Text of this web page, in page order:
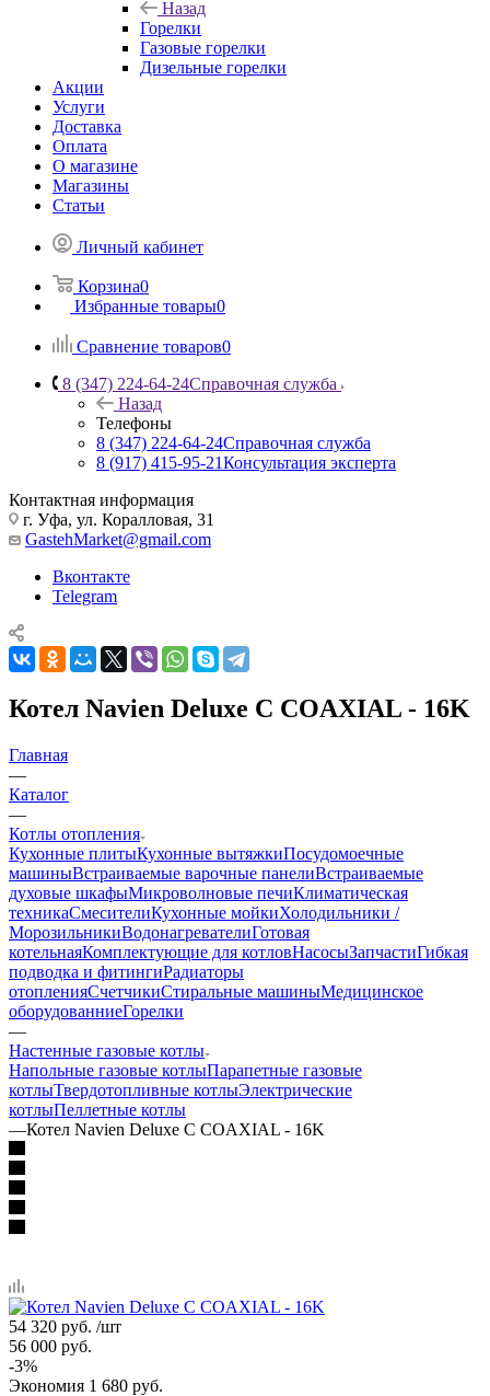
Назад
Горелки
Газовые горелки
Дизельные горелки
Акции
Услуги
Доставка
Оплата
О магазине
Магазины
Статьи
Личный кабинет
Корзина0
Избранные товары0
Сравнение товаров0
8 (347) 224-64-24Справочная служба
Назад
Телефоны
8 (347) 224-64-24Справочная служба
8 (917) 415-95-21Консультация эксперта
Контактная информация
г. Уфа, ул. Коралловая, 31
GastehMarket@gmail.com
Вконтакте
Telegram
Котел Navien Deluxe C COAXIAL - 16K
Главная
—
Каталог
—
Котлы отопления
Кухонные плитыКухонные вытяжкиПосудомоечные
машиныВстраиваемые варочные панелиВстраиваемые
духовые шкафыМикроволновые печиКлиматическая
техникаСмесителиКухонные мойкиХолодильники /
МорозильникиВодонагревателиГотовая
котельнаяКомплектующие для котловНасосыЗапчастиГибкая
подводка и фитингиРадиаторы
отопленияСчетчикиСтиральные машиныМедицинское
оборудованниеГорелки
—
Настенные газовые котлы
Напольные газовые котлыПарапетные газовые
котлыТвердотопливные котлыЭлектрические
котлыПеллетные котлы
—Котел Navien Deluxe C COAXIAL - 16K
54 320 руб. /шт
56 000 руб.
-3%
Экономия 1 680 руб.